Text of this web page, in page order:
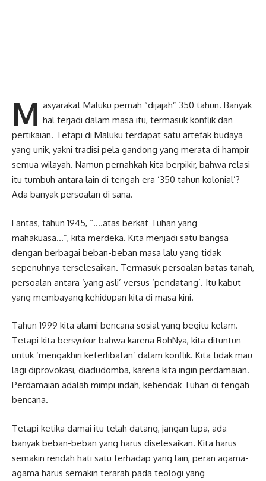
M asyarakat Maluku pernah “dijajah” 350 tahun. Banyak
hal terjadi dalam masa itu, termasuk konflik dan
pertikaian. Tetapi di Maluku terdapat satu artefak budaya
yang unik, yakni tradisi pela gandong yang merata di hampir
semua wilayah. Namun pernahkah kita berpikir, bahwa relasi
itu tumbuh antara lain di tengah era ‘350 tahun kolonial’?
Ada banyak persoalan di sana.
Lantas, tahun 1945, “….atas berkat Tuhan yang
mahakuasa…”, kita merdeka. Kita menjadi satu bangsa
dengan berbagai beban-beban masa lalu yang tidak
sepenuhnya terselesaikan. Termasuk persoalan batas tanah,
persoalan antara ‘yang asli’ versus ‘pendatang’. Itu kabut
yang membayang kehidupan kita di masa kini.
Tahun 1999 kita alami bencana sosial yang begitu kelam.
Tetapi kita bersyukur bahwa karena RohNya, kita dituntun
untuk ‘mengakhiri keterlibatan’ dalam konflik. Kita tidak mau
lagi diprovokasi, diadudomba, karena kita ingin perdamaian.
Perdamaian adalah mimpi indah, kehendak Tuhan di tengah
bencana.
Tetapi ketika damai itu telah datang, jangan lupa, ada
banyak beban-beban yang harus diselesaikan. Kita harus
semakin rendah hati satu terhadap yang lain, peran agama-
agama harus semakin terarah pada teologi yang